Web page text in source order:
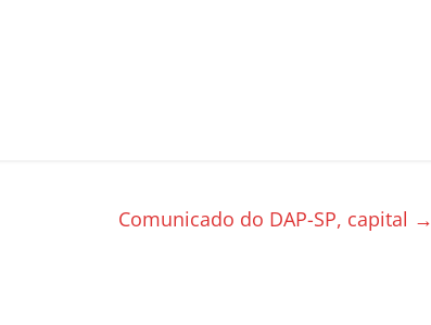
Comunicado do DAP-SP, capital →